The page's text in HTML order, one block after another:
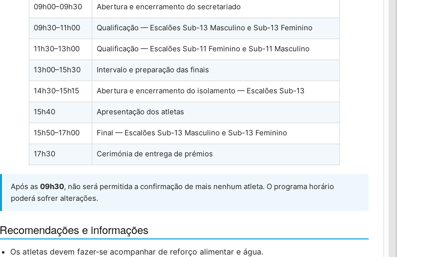
09h00–09h30 Abertura e encerramento do secretariado
09h30–11h00 Qualificação — Escalões Sub-13 Masculino e Sub-13 Feminino
11h30–13h00 Qualificação — Escalões Sub-11 Feminino e Sub-11 Masculino
13h00–15h30 Intervalo e preparação das finais
14h30–15h15 Abertura e encerramento do isolamento — Escalões Sub-13
15h40 Apresentação dos atletas
15h50–17h00 Final — Escalões Sub-13 Masculino e Sub-13 Feminino
17h30 Cerimónia de entrega de prémios
Após as 09h30, não será permitida a confirmação de mais nenhum atleta. O programa horário
poderá sofrer alterações.
Recomendações e informações
Os atletas devem fazer-se acompanhar de reforço alimentar e água.